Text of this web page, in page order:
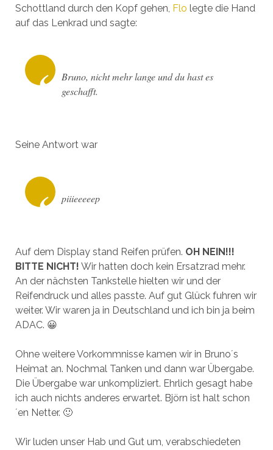
Schottland durch den Kopf gehen, Flo legte die Hand
auf das Lenkrad und sagte:
Bruno, nicht mehr lange und du hast es
geschafft.
Seine Antwort war
piiieeeeep
Auf dem Display stand Reifen prüfen. OH NEIN!!!
BITTE NICHT! Wir hatten doch kein Ersatzrad mehr.
An der nächsten Tankstelle hielten wir und der
Reifendruck und alles passte. Auf gut Glück fuhren wir
weiter. Wir waren ja in Deutschland und ich bin ja beim
ADAC. 😀
Ohne weitere Vorkommnisse kamen wir in Bruno´s
Heimat an. Nochmal Tanken und dann war Übergabe.
Die Übergabe war unkompliziert. Ehrlich gesagt habe
ich auch nichts anderes erwartet. Björn ist halt schon
´en Netter. 🙂
Wir luden unser Hab und Gut um, verabschiedeten